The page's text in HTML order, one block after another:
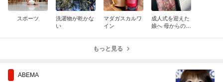
スポーツ
洗濯物が乾かな
い
マダガスカルワ
イン
成人式を迎えた
娘へ 母からの贈
もっと見る
ABEMA